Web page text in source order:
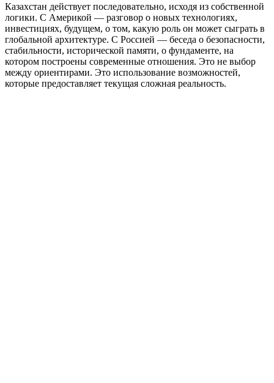
Казахстан действует последовательно, исходя из собственной
логики. С Америкой — разговор о новых технологиях,
инвестициях, будущем, о том, какую роль он может сыграть в
глобальной архитектуре. С Россией — беседа о безопасности,
стабильности, исторической памяти, о фундаменте, на
котором построены современные отношения. Это не выбор
между ориентирами. Это использование возможностей,
которые предоставляет текущая сложная реальность.